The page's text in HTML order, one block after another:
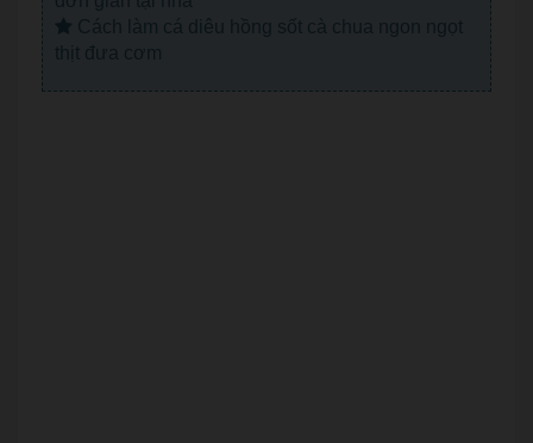
Cách làm cá diêu hồng sốt cà chua ngon ngọt
thịt đưa cơm